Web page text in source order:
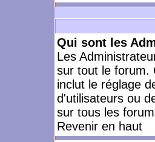
Qui sont les
Les
sur tout le forum.
inclut le réglage
d'utilisateurs ou
sur tous les
Revenir en haut